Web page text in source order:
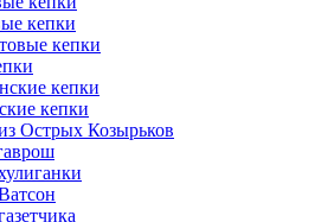
кепки
кепки
кепки
кепки
Острых Козырьков